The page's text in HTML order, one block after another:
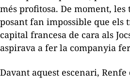
més profitosa. De moment, les
posant fan impossible que els
capital francesa de cara als
aspirava a fer la companyia
Davant aquest escenari, Renfe